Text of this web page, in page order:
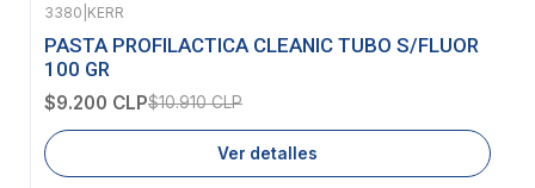
-16%OFF
Agotado
3380 KERR
PASTA PROFILACTICA CLEANIC TUBO S/FLUOR
100 GR
$9.200 CLP$10.910 CLP
Ver detalles